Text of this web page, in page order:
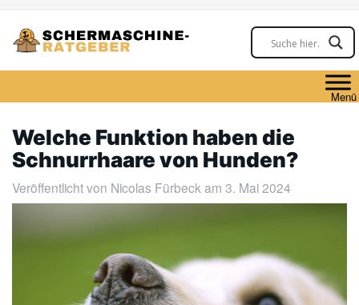
main
content
Menü
Welche Funktion haben die
Schnurrhaare von Hunden?
Veröffentlicht von Nicolas Fürbeck am 3. Mai 2024